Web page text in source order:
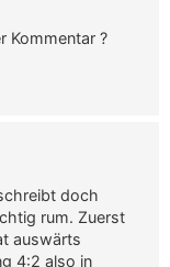
Kommentar ?
doch
rum. Zuerst
auswärts
4:2 also in